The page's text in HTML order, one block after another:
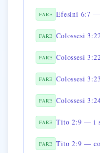
FARE
FARE
FARE
FARE
FARE
FARE
FARE